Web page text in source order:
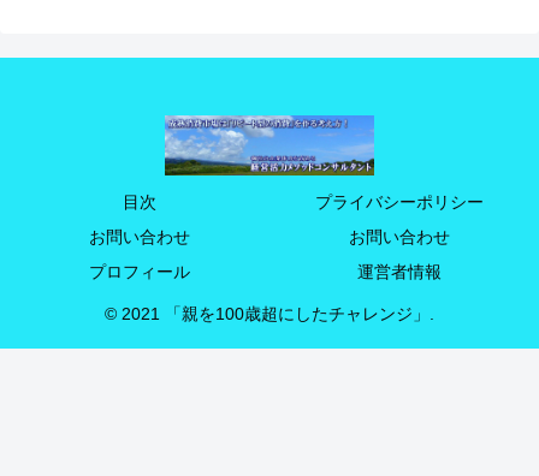
目次
プライバシーポリシー
お問い合わせ
お問い合わせ
プロフィール
運営者情報
© 2021 「親を100歳超にしたチャレンジ」.